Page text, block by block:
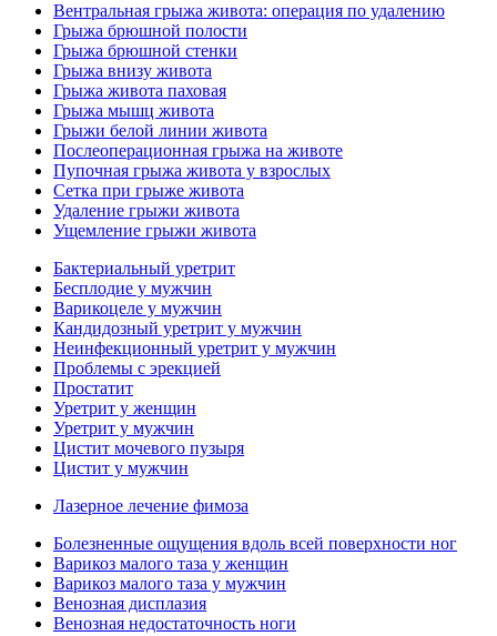
Вентральная грыжа живота: операция по удалению
Грыжа брюшной полости
Грыжа брюшной стенки
Грыжа внизу живота
Грыжа живота паховая
Грыжа мышц живота
Грыжи белой линии живота
Послеоперационная грыжа на животе
Пупочная грыжа живота у взрослых
Сетка при грыже живота
Удаление грыжи живота
Ущемление грыжи живота
Бактериальный уретрит
Бесплодие у мужчин
Варикоцеле у мужчин
Кандидозный уретрит у мужчин
Неинфекционный уретрит у мужчин
Проблемы с эрекцией
Простатит
Уретрит у женщин
Уретрит у мужчин
Цистит мочевого пузыря
Цистит у мужчин
Лазерное лечение фимоза
Болезненные ощущения вдоль всей поверхности ног
Варикоз малого таза у женщин
Варикоз малого таза у мужчин
Венозная дисплазия
Венозная недостаточность ноги